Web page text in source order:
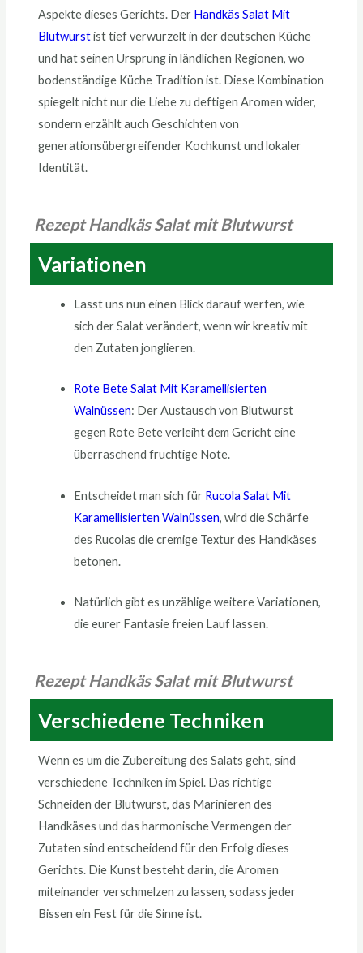
Aspekte dieses Gerichts. Der Handkäs Salat Mit
Blutwurstist tief verwurzelt in der deutschen Küche
und hat seinen Ursprung in ländlichen Regionen, wo
bodenständige Küche Tradition ist. Diese Kombination
spiegelt nicht nur die Liebe zu deftigen Aromen wider,
sondern erzählt auch Geschichten von
generationsübergreifender Kochkunst und lokaler
Identität.
Rezept Handkäs Salat mit Blutwurst
Variationen
Lasst uns nun einen Blick darauf werfen, wie
sich der Salat verändert, wenn wir kreativ mit
den Zutaten jonglieren.
Rote Bete Salat Mit Karamellisierten
Walnüssen: Der Austausch von Blutwurst
gegen Rote Beteverleiht dem Gericht eine
überraschend fruchtige Note.
Entscheidet man sich für Rucola Salat Mit
Karamellisierten Walnüssen, wird die Schärfe
des Rucolas die cremige Textur des Handkäses
betonen.
Natürlich gibt es unzählige weitere Variationen,
die eurer Fantasie freien Lauf lassen.
Rezept Handkäs Salat mit Blutwurst
Verschiedene Techniken
Wenn es um die Zubereitung des Salats geht, sind
verschiedene Techniken im Spiel. Das richtige
Schneiden der Blutwurst, das Marinieren des
Handkäses und das harmonische Vermengen der
Zutaten sind entscheidend für den Erfolg dieses
Gerichts. Die Kunst besteht darin, die Aromen
miteinander verschmelzen zu lassen, sodass jeder
Bissen ein Fest für die Sinne ist.